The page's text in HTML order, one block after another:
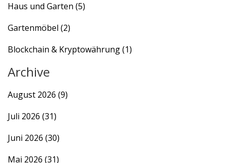
Haus und Garten (5)
Gartenmöbel (2)
Blockchain & Kryptowährung(1)
Archive
August 2026 (9)
Juli 2026 (31)
Juni 2026 (30)
Mai 2026 (31)